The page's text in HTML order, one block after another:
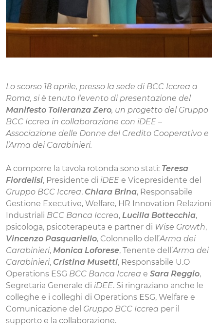
Lo scorso 18 aprile, presso la sede di BCC Iccrea a
Roma, si è tenuto l’evento di presentazione del
Manifesto Tolleranza Zero, un progetto del Gruppo
BCC Iccrea in collaborazione con iDEE –
Associazione delle Donne del Credito Cooperativo e
l’Arma dei Carabinieri.
A comporre la tavola rotonda sono stati: Teresa
Fiordelisi, Presidente di iDEE e Vicepresidente del
Gruppo BCC Iccrea, Chiara Brina, Responsabile
Gestione Executive, Welfare, HR Innovation Relazioni
Industriali BCC Banca Iccrea, Lucilla Bottecchia,
psicologa, psicoterapeuta e partner di Wise Growth,
Vincenzo Pasquariello, Colonnello dell’Arma dei
Carabinieri, Monica Loforese, Tenente dell’Arma dei
Carabinieri, Cristina Musetti, Responsabile U.O
Operations ESG BCC Banca Iccrea e Sara Reggio,
Segretaria Generale di iDEE. Si ringraziano anche le
colleghe e i colleghi di Operations ESG, Welfare e
Comunicazione del Gruppo BCC Iccrea per il
supporto e la collaborazione.